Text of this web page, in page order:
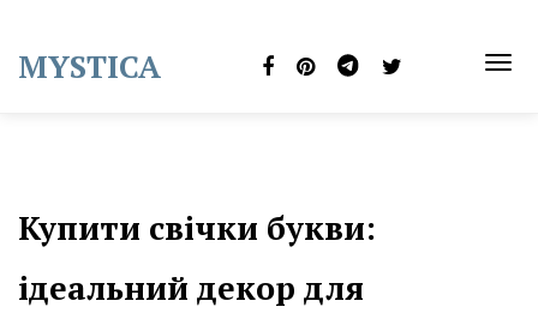
content
MYSTICA
Купити свічки букви:
ідеальний декор для